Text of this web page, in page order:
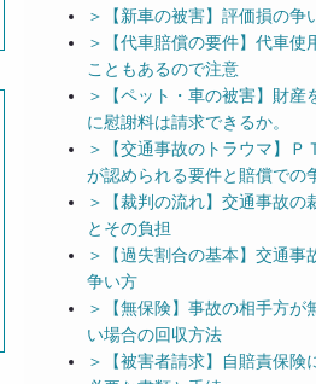
＞【新車の被害】評価損の争
＞【代車賠償の要件】代車使
こともあるので注意
＞【ペット・車の被害】財産
に慰謝料は請求できるか。
＞【交通事故のトラウマ】Ｐ
が認められる要件と賠償での
＞【裁判の流れ】交通事故の
とその負担
＞【過失割合の基本】交通事
争い方
＞【無保険】事故の相手方が
い場合の回収方法
＞【被害者請求】自賠責保険